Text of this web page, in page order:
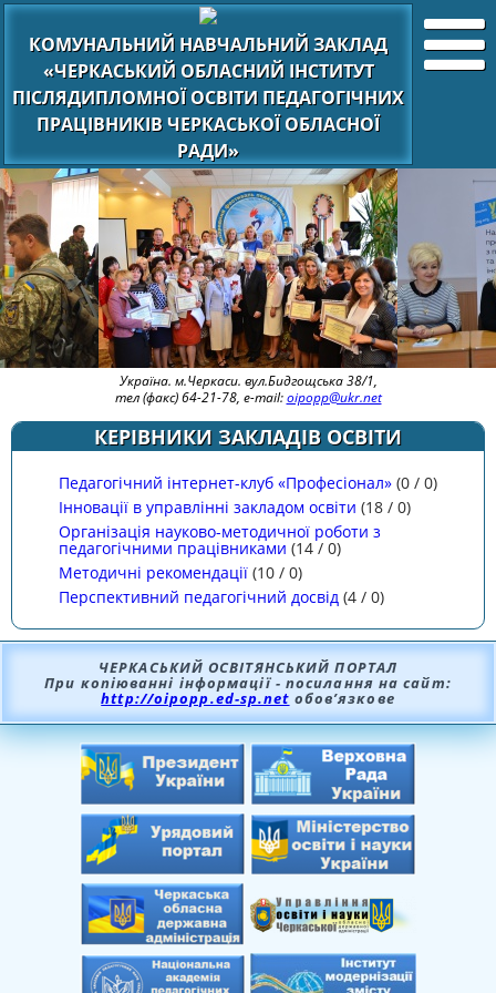
КОМУНАЛЬНИЙ НАВЧАЛЬНИЙ ЗАКЛАД
«ЧЕРКАСЬКИЙ ОБЛАСНИЙ ІНСТИТУТ
ПІСЛЯДИПЛОМНОЇ ОСВІТИ ПЕДАГОГІЧНИХ
ПРАЦІВНИКІВ ЧЕРКАСЬКОЇ ОБЛАСНОЇ
РАДИ»
Україна. м.Черкаси. вул.Бидгощська 38/1,
тел (факс) 64-21-78, e-mail:oipopp@ukr.net
КЕРІВНИКИ ЗАКЛАДІВ ОСВІТИ
Педагогічний інтернет-клуб «Професіонал» (0 / 0)
Інновації в управлінні закладом освіти (18 / 0)
Організація науково-методичної роботи з
педагогічними працівниками (14/ 0)
Методичні рекомендації (10 / 0)
Перспективний педагогічний досвід (4 / 0)
ЧЕРКАСЬКИЙ ОСВІТЯНСЬКИЙ ПОРТАЛ
При копіюванні інформації - посилання на сайт:
http://oipopp.ed-sp.net обов’язкове